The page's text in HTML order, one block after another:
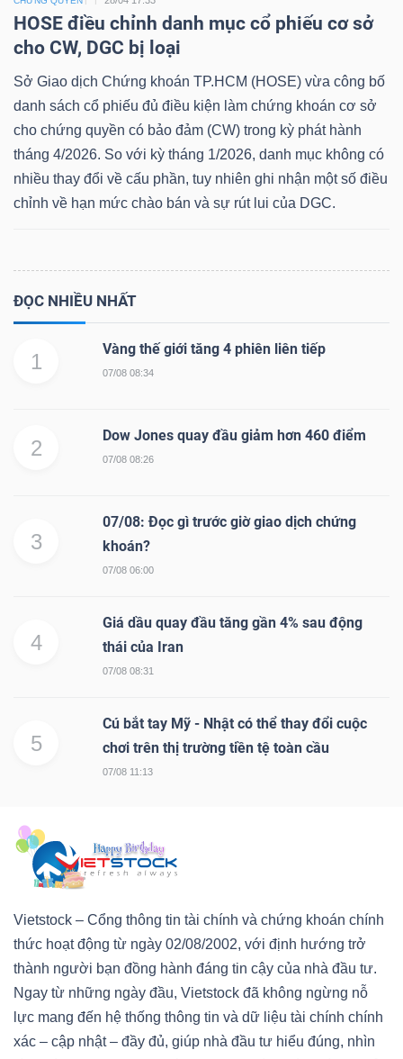
HOSE điều chỉnh danh mục cổ phiếu cơ sở
cho CW, DGC bị loại
Sở Giao dịch Chứng khoán TP.HCM (HOSE) vừa công bố
danh sách cổ phiếu đủ điều kiện làm chứng khoán cơ sở
cho chứng quyền có bảo đảm (CW) trong kỳ phát hành
tháng 4/2026. So với kỳ tháng 1/2026, danh mục không có
nhiều thay đổi về cấu phần, tuy nhiên ghi nhận một số điều
chỉnh về hạn mức chào bán và sự rút lui của DGC.
ĐỌC NHIỀU NHẤT
1
Vàng thế giới tăng 4 phiên liên tiếp
07/08 08:34
2
Dow Jones quay đầu giảm hơn 460 điểm
07/08 08:26
3
07/08: Đọc gì trước giờ giao dịch chứng
khoán?
07/08 06:00
4
Giá dầu quay đầu tăng gần 4% sau động
thái của Iran
07/08 08:31
5
Cú bắt tay Mỹ - Nhật có thể thay đổi cuộc
chơi trên thị trường tiền tệ toàn cầu
07/08 11:13
Vietstock – Cổng thông tin tài chính và chứng khoán chính
thức hoạt động từ ngày 02/08/2002, với định hướng trở
thành người bạn đồng hành đáng tin cậy của nhà đầu tư.
Ngay từ những ngày đầu, Vietstock đã không ngừng nỗ
lực mang đến hệ thống thông tin và dữ liệu tài chính chính
xác – cập nhật – đầy đủ, giúp nhà đầu tư hiểu đúng, nhìn